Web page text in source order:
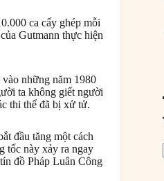
ca cấy ghép mỗi
Gutmann thực hiện
những năm 1980
ta không giết người
thi thể đã bị xử tử.
đầu tăng một cách
tốc này xảy ra ngay
đồ Pháp Luân Công